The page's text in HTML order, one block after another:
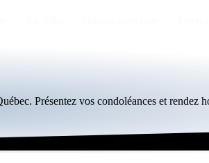
Présentez vos condoléances et rendez